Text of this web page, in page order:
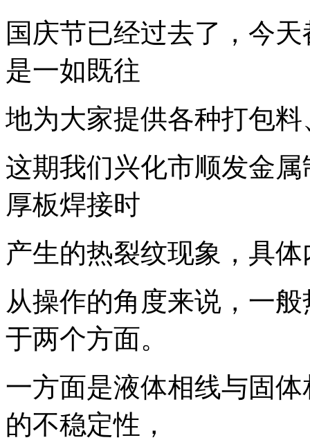
国庆节已经过去了，今
是一如既往
地为大家提供各种打包
这期我们兴化市顺发金
厚板焊接时
产生的热裂纹现象，具
从操作的角度来说，一
于两个方面。
一方面是液体相线与固
的不稳定性，